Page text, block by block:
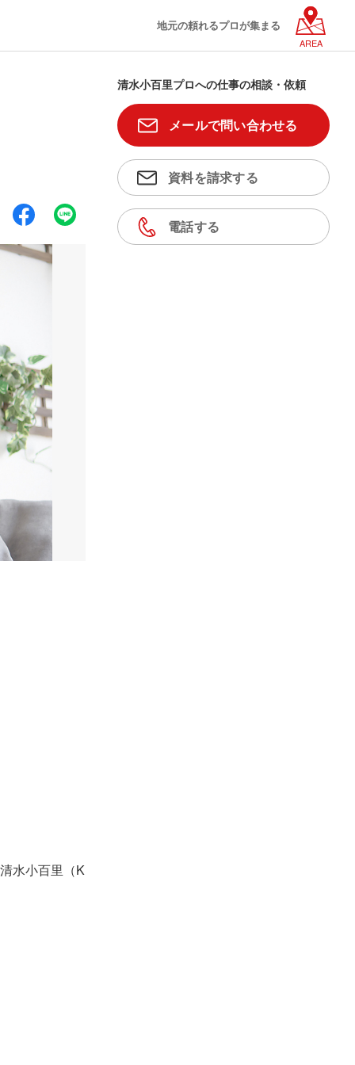
地元の頼れるプロが集まる
AREA
水小百里（K
清水小百里プロへの仕事の相談・依頼
メールで問い合わせる
資料を請求する
電話する